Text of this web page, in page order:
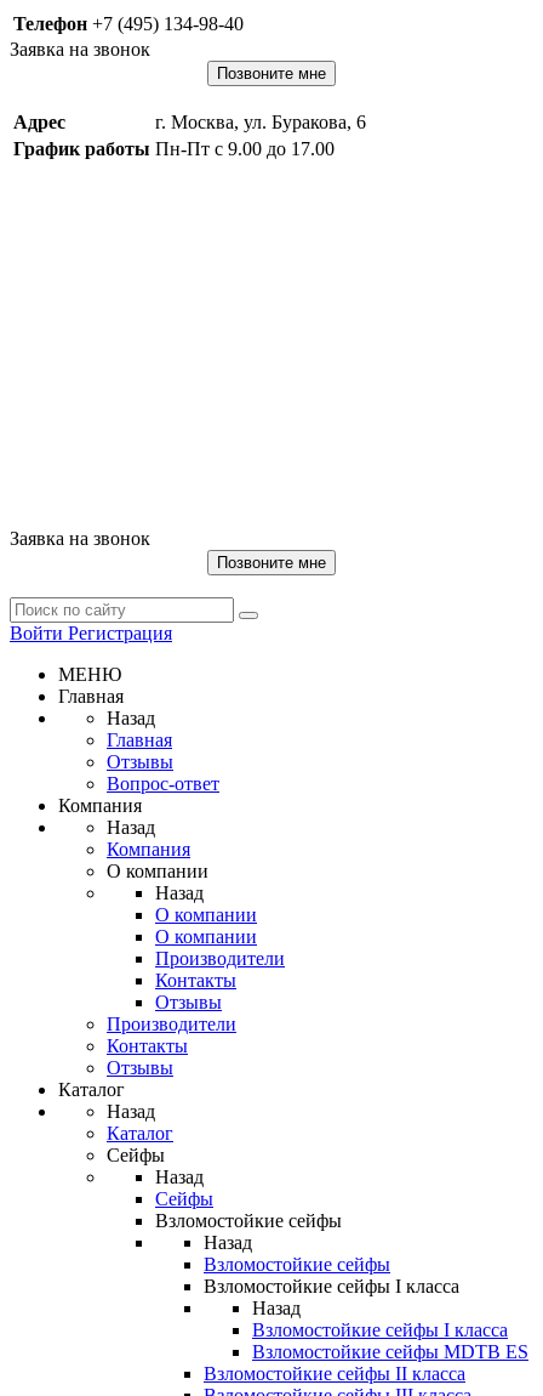
Телефон +7 (495) 134-98-40
Заявка на звонок
Позвоните мне
Адрес
г. Москва, ул. Буракова, 6
График работы Пн-Пт с 9.00 до 17.00
Заявка на звонок
Позвоните мне
Войти Регистрация
МЕНЮ
Главная
Назад
Главная
Отзывы
Вопрос-ответ
Компания
Назад
Компания
О компании
Назад
О компании
О компании
Производители
Контакты
Отзывы
Производители
Контакты
Отзывы
Каталог
Назад
Каталог
Сейфы
Назад
Сейфы
Взломостойкие сейфы
Назад
Взломостойкие сейфы
Взломостойкие сейфы I класса
Назад
Взломостойкие сейфы I класса
Взломостойкие сейфы MDTB ES
Взломостойкие сейфы II класса